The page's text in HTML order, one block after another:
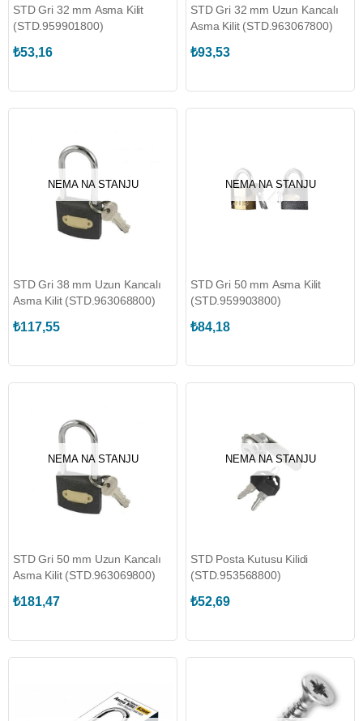
STD Gri 32 mm Asma Kilit
(STD.959901800)
₺53,16
STD Gri 32 mm Uzun Kancalı
Asma Kilit (STD.963067800)
₺93,53
NEMA NA STANJU
STD Gri 38 mm Uzun Kancalı
Asma Kilit (STD.963068800)
₺117,55
NEMA NA STANJU
STD Gri 50 mm Asma Kilit
(STD.959903800)
₺84,18
NEMA NA STANJU
STD Gri 50 mm Uzun Kancalı
Asma Kilit (STD.963069800)
₺181,47
NEMA NA STANJU
STD Posta Kutusu Kilidi
(STD.953568800)
₺52,69